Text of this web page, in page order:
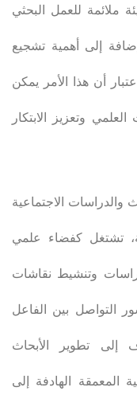
ملائمة للعمل البحثي
إلى أهمية تشجيع
أن هذا الأمر يمكن
وتعزيز الابتكار
الاجتماعية
تشتغل كفضاء علمي
وتنشيط نقاشات
التواصل بين الفاعل
إلى تطوير الأبحاث
المعمقة الهادفة إلى